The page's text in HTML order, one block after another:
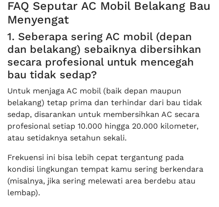
FAQ Seputar AC Mobil Belakang Bau
Menyengat
1. Seberapa sering AC mobil (depan
dan belakang) sebaiknya dibersihkan
secara profesional untuk mencegah
bau tidak sedap?
Untuk menjaga AC mobil (baik depan maupun
belakang) tetap prima dan terhindar dari bau tidak
sedap, disarankan untuk membersihkan AC secara
profesional setiap 10.000 hingga 20.000 kilometer,
atau setidaknya setahun sekali.
Frekuensi ini bisa lebih cepat tergantung pada
kondisi lingkungan tempat kamu sering berkendara
(misalnya, jika sering melewati area berdebu atau
lembap).